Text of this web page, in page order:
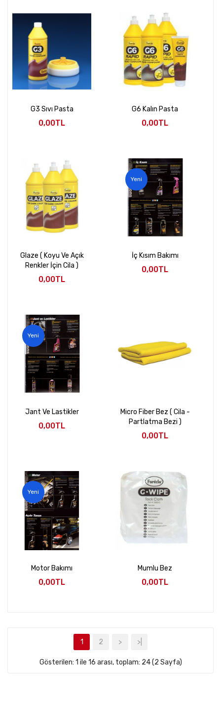
G3 Sıvı Pasta
0,00TL
G6 Kalın Pasta
0,00TL
Glaze ( Koyu Ve Açık
Renkler İçin Cila )
0,00TL
Yeni
İç Kısım Bakımı
0,00TL
Yeni
Jant Ve Lastikler
0,00TL
Micro Fiber Bez ( Cila -
Partlatma Bezi )
0,00TL
Yeni
Motor Bakımı
0,00TL
Mumlu Bez
0,00TL
1 2 > >|
Gösterilen: 1 ile 16 arası, toplam: 24 (2 Sayfa)